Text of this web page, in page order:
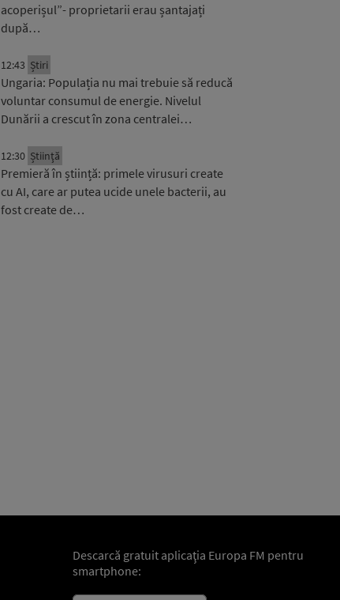
acoperișul”- proprietarii erau șantajați
după…
12:43 Știri
Ungaria: Populația nu mai trebuie să reducă
voluntar consumul de energie. Nivelul
Dunării a crescut în zona centralei…
12:30 Știinţă
Premieră în știință: primele virusuri create
cu AI, care ar putea ucide unele bacterii, au
fost create de…
Descarcă gratuit aplicaţia Europa FM pentru
smartphone: